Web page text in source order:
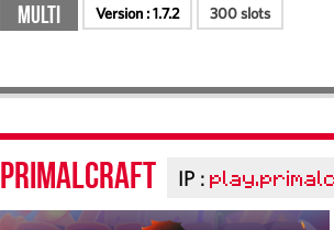
Multi Version :1.7.2 300 slots
PRIMALCRAFT IP :